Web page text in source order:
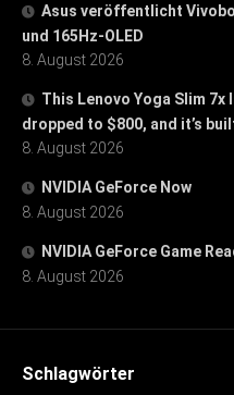
Asus veröffentlicht
und 165Hz-OLED
8. August 2026
This Lenovo Yoga Slim
dropped to $800, and it’s
8. August 2026
NVIDIA GeForce Now
8. August 2026
NVIDIA GeForce Game
8. August 2026
Schlagwörter